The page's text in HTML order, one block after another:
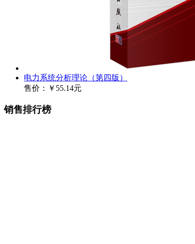
电力系统分析理论（第四版）
售价：
￥55.14元
销售排行榜